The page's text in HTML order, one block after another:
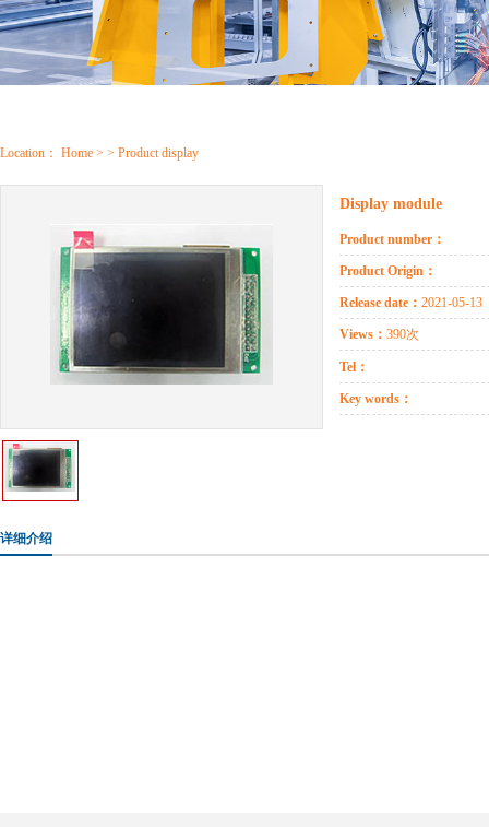
Location： Home > > Product display
Display module
Product number：
Product Origin：
Release date： 2021-05-13
Views： 390次
Tel：
Key words：
详细介绍